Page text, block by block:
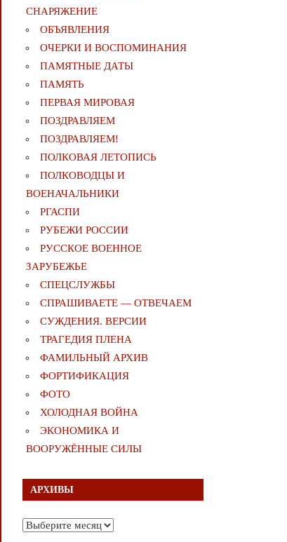
СНАРЯЖЕНИЕ
ОБЪЯВЛЕНИЯ
ОЧЕРКИ И ВОСПОМИНАНИЯ
ПАМЯТНЫЕ ДАТЫ
ПАМЯТЬ
ПЕРВАЯ МИРОВАЯ
ПОЗДРАВЛЯЕМ
ПОЗДРАВЛЯЕМ!
ПОЛКОВАЯ ЛЕТОПИСЬ
ПОЛКОВОДЦЫ И
ВОЕНАЧАЛЬНИКИ
РГАСПИ
РУБЕЖИ РОССИИ
РУССКОЕ ВОЕННОЕ
ЗАРУБЕЖЬЕ
СПЕЦСЛУЖБЫ
СПРАШИВАЕТЕ — ОТВЕЧАЕМ
СУЖДЕНИЯ. ВЕРСИИ
ТРАГЕДИЯ ПЛЕНА
ФАМИЛЬНЫЙ АРХИВ
ФОРТИФИКАЦИЯ
ФОТО
ХОЛОДНАЯ ВОЙНА
ЭКОНОМИКА И
ВООРУЖЁННЫЕ СИЛЫ
АРХИВЫ
Архивы